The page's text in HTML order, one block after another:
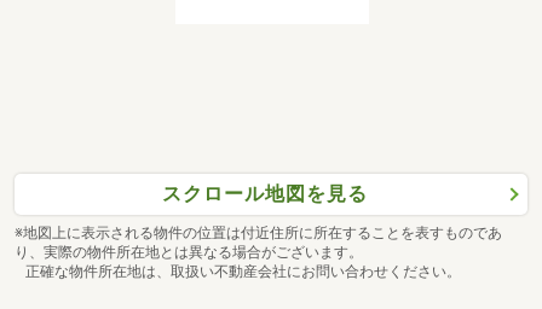
スクロール地図を見る
※地図上に表示される物件の位置は付近住所に所在することを表すものであ
り、実際の物件所在地とは異なる場合がございます。
正確な物件所在地は、取扱い不動産会社にお問い合わせください。